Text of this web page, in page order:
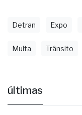
Detran Expo
Multa Trânsito
últimas